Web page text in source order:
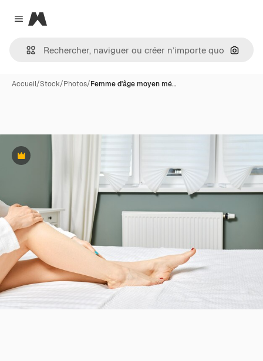
Close menu
Magnific
Accueil/Stock/Photos/Femme d'âge moyen mé…
Premium